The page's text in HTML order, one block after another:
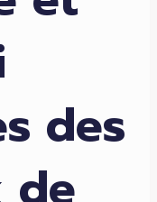
des